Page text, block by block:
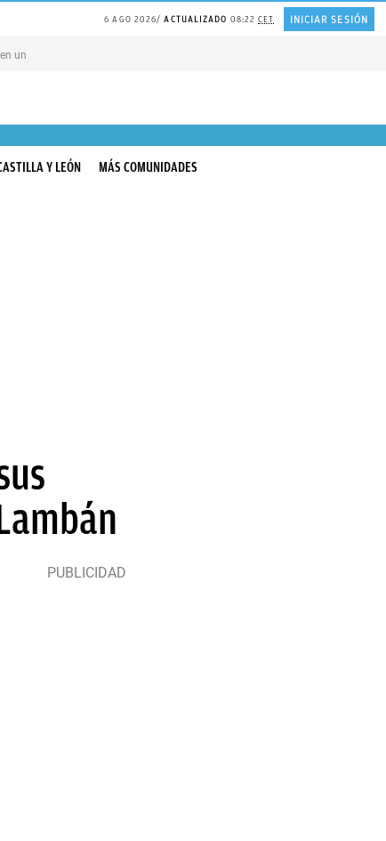
6 AGO 2026 ACTUALIZADO 08:22CET INICIAR SESIÓN
una ISLA en GRECIA
Y LEÓN MÁS COMUNIDADES